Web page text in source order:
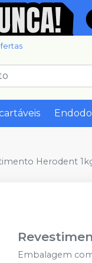
Herodent
Embalagem